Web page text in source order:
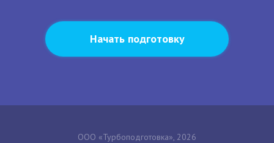
Начать подготовку
ООО «Турбоподготовка», 2026